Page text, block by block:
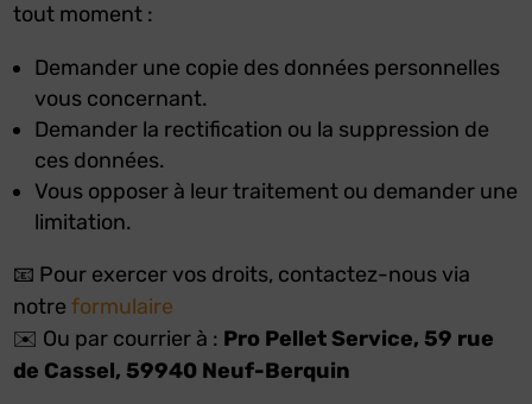
tout moment :
Demander une copie des données personnelles
vous concernant.
Demander la rectification ou la suppression de
ces données.
Vous opposer à leur traitement ou demander une
limitation.
📧 Pour exercer vos droits, contactez-nous via
notreformulaire
✉️ Ou par courrier à : Pro Pellet Service, 59 rue
de Cassel, 59940 Neuf-Berquin